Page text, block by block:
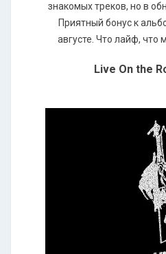
знакомых треков, но в
Приятный бонус к
августе. Что лайф, что
Live On the